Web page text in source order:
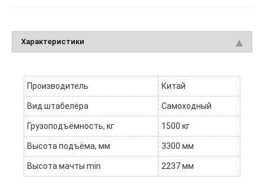
Характеристики
Производитель Китай
Вид штабелёра Самоходный
Грузоподъёмность, кг 1500 кг
Высота подъёма, мм 3300 мм
Высота мачты min 2237 мм